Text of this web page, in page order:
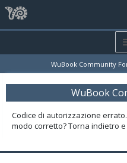
WuBook Community
WuBook
Codice di autorizzazione
modo corretto? Torna indietro